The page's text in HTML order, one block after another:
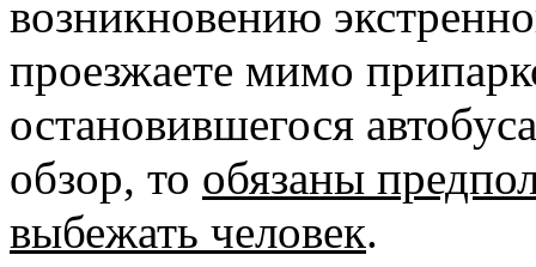
возникновению
проезжаете мимо
остановившегося
обзор, то обязаны
выбежать человек.